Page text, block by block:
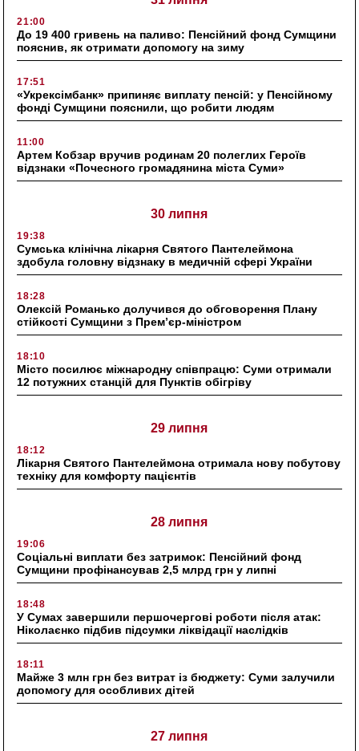
21:00
До 19 400 гривень на паливо: Пенсійний фонд Сумщини
пояснив, як отримати допомогу на зиму
17:51
«Укрексімбанк» припиняє виплату пенсій: у Пенсійному
фонді Сумщини пояснили, що робити людям
11:00
Артем Кобзар вручив родинам 20 полеглих Героїв
відзнаки «Почесного громадянина міста Суми»
30 липня
19:38
Сумська клінічна лікарня Святого Пантелеймона
здобула головну відзнаку в медичній сфері України
18:28
Олексій Романько долучився до обговорення Плану
стійкості Сумщини з Прем’єр-міністром
18:10
Місто посилює міжнародну співпрацю: Суми отримали
12 потужних станцій для Пунктів обігріву
29 липня
18:12
Лікарня Святого Пантелеймона отримала нову побутову
техніку для комфорту пацієнтів
28 липня
19:06
Соціальні виплати без затримок: Пенсійний фонд
Сумщини профінансував 2,5 млрд грн у липні
18:48
У Сумах завершили першочергові роботи після атак:
Ніколаєнко підбив підсумки ліквідації наслідків
18:11
Майже 3 млн грн без витрат із бюджету: Суми залучили
допомогу для особливих дітей
27 липня